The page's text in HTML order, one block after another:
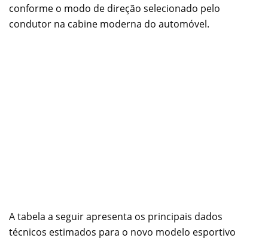
conforme o modo de direção selecionado pelo
condutor na cabine moderna do automóvel.
A tabela a seguir apresenta os principais dados
técnicos estimados para o novo modelo esportivo